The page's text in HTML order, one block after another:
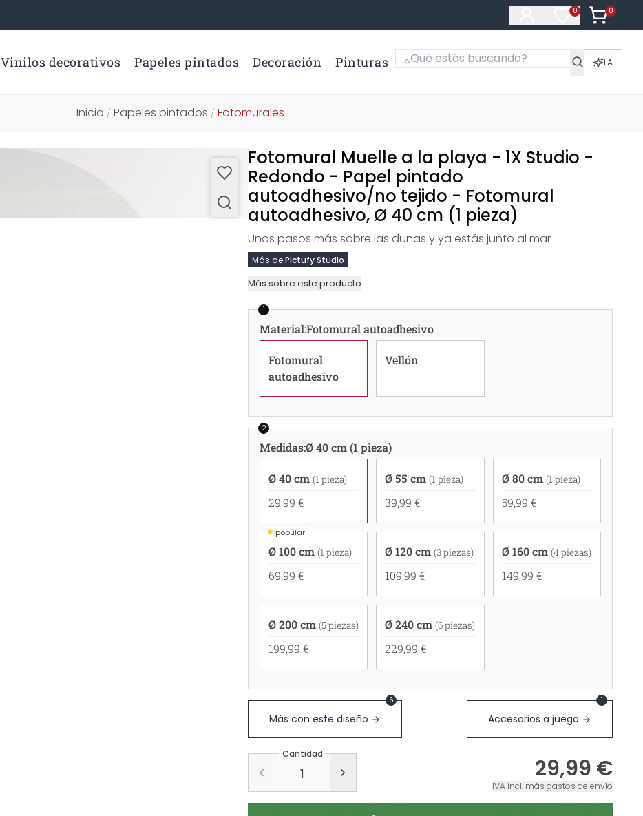
0
Artículos en
0
Artículos
Vinilos decorativos Papeles pintados Decoración Pinturas IA
Inicio / Papeles pintados / Fotomurales
Fotomural Muelle a la playa - 1X Studio -
Redondo - Papel pintado
autoadhesivo/no tejido - Fotomural
autoadhesivo, Ø 40 cm (1 pieza)
Unos pasos más sobre las dunas y ya estás junto al mar
Más dePictufy Studio
Más sobre este producto
1
Material:Fotomural autoadhesivo
Fotomural
autoadhesivo
Vellón
2
Medidas:Ø 40 cm (1 pieza)
Ø 40 cm (1 pieza)
29,99 €
Ø 55 cm (1 pieza)
39,99 €
Ø 80 cm (1 pieza)
59,99 €
★popular
Ø 100 cm (1 pieza)
69,99 €
Ø 120 cm (3 piezas)
109,99 €
Ø 160 cm (4 piezas)
149,99 €
Ø 200 cm (5 piezas)
199,99 €
Ø 240 cm (6 piezas)
229,99 €
Más con este diseño
6
Accesorios a juego
1
Cantidad
29,99 €
IVA incl. más gastos de envío